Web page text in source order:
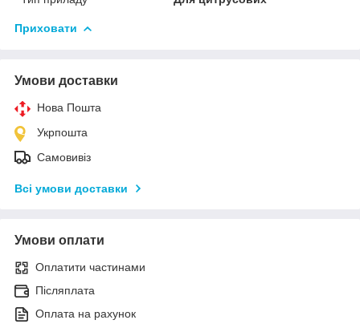
Приховати
Умови доставки
Нова Пошта
Укрпошта
Самовивіз
Всі умови доставки
Умови оплати
Оплатити частинами
Післяплата
Оплата на рахунок